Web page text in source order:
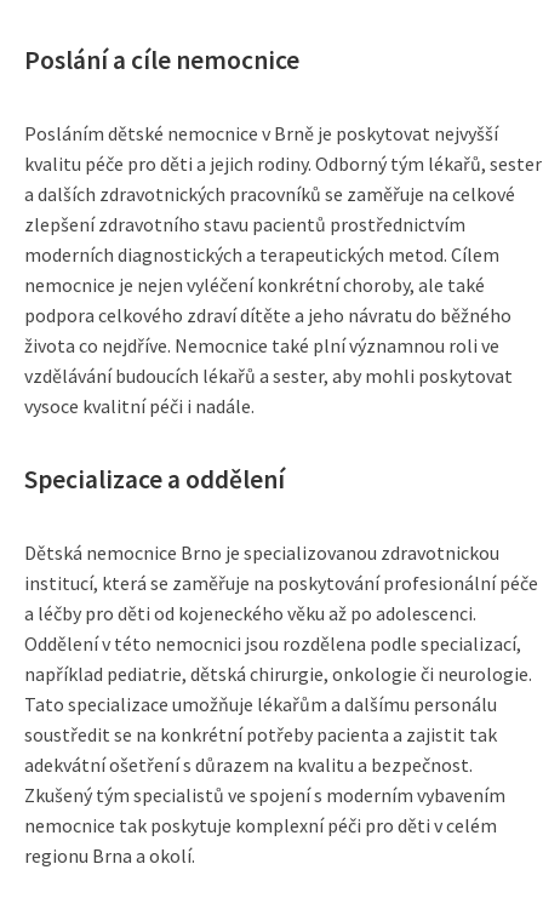
Poslání a cíle nemocnice
Posláním dětské nemocnice v Brně je poskytovat nejvyšší
kvalitu péče pro děti a jejich rodiny. Odborný tým lékařů, sester
a dalších zdravotnických pracovníků se zaměřuje na celkové
zlepšení zdravotního stavu pacientů prostřednictvím
moderních diagnostických a terapeutických metod. Cílem
nemocnice je nejen vyléčení konkrétní choroby, ale také
podpora celkového zdraví dítěte a jeho návratu do běžného
života co nejdříve. Nemocnice také plní významnou roli ve
vzdělávání budoucích lékařů a sester, aby mohli poskytovat
vysoce kvalitní péči i nadále.
Specializace a oddělení
Dětská nemocnice Brno je specializovanou zdravotnickou
institucí, která se zaměřuje na poskytování profesionální péče
a léčby pro děti od kojeneckého věku až po adolescenci.
Oddělení v této nemocnici jsou rozdělena podle specializací,
například pediatrie, dětská chirurgie, onkologie či neurologie.
Tato specializace umožňuje lékařům a dalšímu personálu
soustředit se na konkrétní potřeby pacienta a zajistit tak
adekvátní ošetření s důrazem na kvalitu a bezpečnost.
Zkušený tým specialistů ve spojení s moderním vybavením
nemocnice tak poskytuje komplexní péči pro děti v celém
regionu Brna a okolí.